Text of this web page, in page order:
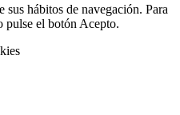
sus hábitos de navegación. Para
pulse el botón Acepto.